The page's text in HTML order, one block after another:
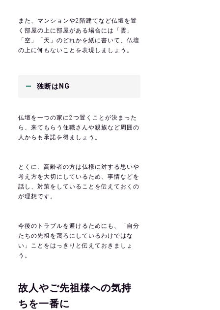
また、マンションや2階建てなど仏壇を置
く部屋の上に部屋がある場合には「雲」
「空」「天」のどれかを紙に書いて、仏壇
の上に何もないことを表現しましょう。
独断はNG
仏壇を一つの家に2つ置くことが決まった
ら、来てもらう住職さんや親族など周囲の
人からも承諾を得ましょう。
とくに、高齢者の方は仏様に対する思いや
考え方を大切にしているため、事情などを
話し、対策をしていることを伝えておくの
が理想です。
今後のトラブルを避けるためにも、「自分
たちの先祖を蔑ろにしているわけではな
い」ことをはっきりと伝えておきましょ
う。
故人やご先祖様への気持
ちを一番に